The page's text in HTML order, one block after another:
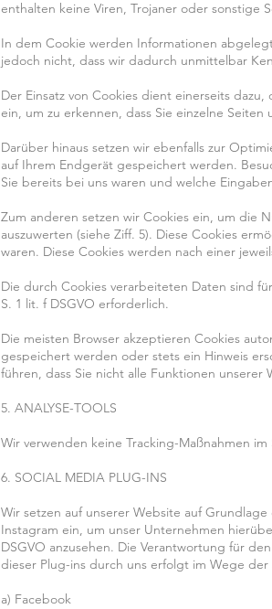
enthalten keine Viren, Trojaner oder sonstige
In dem Cookie werden Informationen
jedoch nicht, dass wir dadurch unmittelbar
Der Einsatz von Cookies dient einerseits
ein, um zu erkennen, dass Sie einzelne
Darüber hinaus setzen wir ebenfalls zur
auf Ihrem Endgerät gespeichert werden.
Sie bereits bei uns waren und welche
Zum anderen setzen wir Cookies ein, um die
auszuwerten (siehe Ziff. 5). Diese Cookies
waren. Diese Cookies werden nach einer
Die durch Cookies verarbeiteten Daten sind
S. 1 lit. f DSGVO erforderlich.
Die meisten Browser akzeptieren Cookies
gespeichert werden oder stets ein Hinweis
führen, dass Sie nicht alle Funktionen unserer
5. ANALYSE-TOOLS
Wir verwenden keine Tracking-Maßnahmen
6. SOCIAL MEDIA PLUG-INS
Wir setzen auf unserer Website auf
Instagram ein, um unser Unternehmen
DSGVO anzusehen. Die Verantwortung für
dieser Plug-ins durch uns erfolgt im Wege
a) Facebook